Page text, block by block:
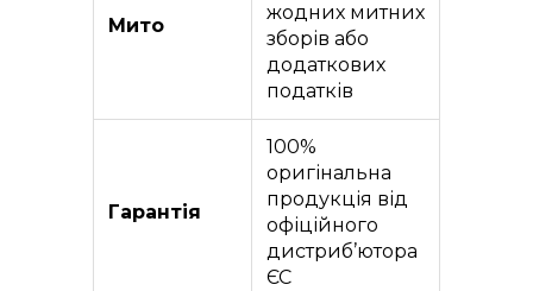
Мито
жодних митних
зборів або
додаткових
податків
Гарантія
100%
оригінальна
продукція від
офіційного
дистриб’ютора
ЄС